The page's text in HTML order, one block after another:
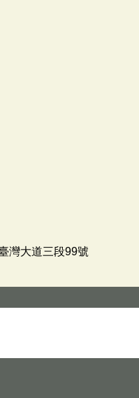
灣大道三段99號